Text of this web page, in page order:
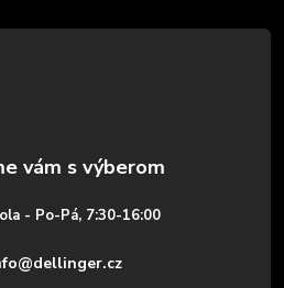
- Po-Pá, 7:30-16:00
@dellinger.cz